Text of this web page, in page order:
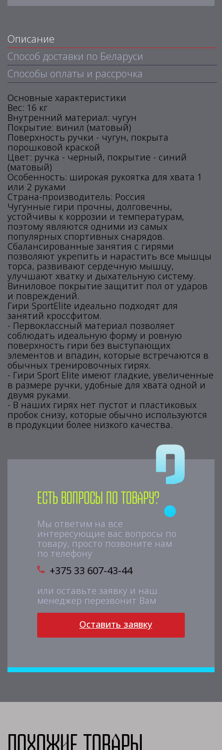
Описание
Способ доставки по Беларуси
Способы оплаты и рассрочка
Основные характеристики
Вес: 16 кг
Внутренний материал: чугун
Покрытие: винил (матовый)
Поверхность ручки - чугун, покрыта
порошковой краской
Цвет: ручка - черный, покрытие - синий
(матовый)
Особенность: широкая рукоятка для хвата 1
или 2 руками
Страна-производитель: Россия
Чугунные гири прочны, долговечны,
устойчивы к коррозии и температурам,
поэтому являются одними из самых
популярных спортивных снарядов.
Сбалансированные занятия с гирями
позволяют укрепить и нарастить все мышцы
торса, развивают сердечную мышцу,
улучшают хватку и дыхательную систему.
Виниловое покрытие защитит пол от ударов
и повреждений.
Гири SportElite идеально подходят для
занятий кроссфитом.
- Первоклассный материал позволяет
соблюдать идеальную форму и ровную
поверхность гири без выступающих
элементов и впадин, которые встречаются в
обычных тренировочных гирях.
- Гири Sport Elite имеют гладкие, увеличенные
в размере ручки, удобные для хвата одной и
двумя руками.
- В наших гирях нет пустот и пластиковых
пробок снизу, которые обычно используются
в продукции более низкого качества.
Есть вопросы по товару?
Мы ответим на все
интересующие вас вопросы по
товару, просто позвоните нам
по телефону
+375 33 607-43-44
или оставьте заявку и наш
менеджер перезвонит Вам
Оставить заявку